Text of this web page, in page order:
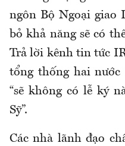
ngôn Bộ Ngoại giao
bỏ khả năng sẽ có
Trả lời kênh tin tức
tổng thống hai
“sẽ không có lễ ký
Sỹ”.
Các nhà lãnh đạo